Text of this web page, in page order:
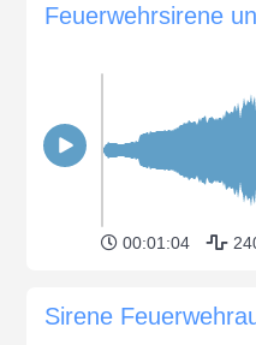
Feuerwehrsirene
00:01:04
Sirene